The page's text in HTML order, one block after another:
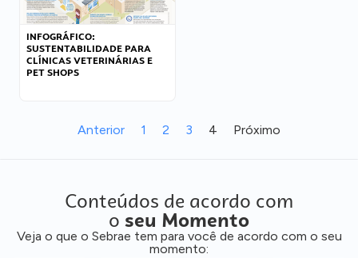
INFOGRÁFICO:
SUSTENTABILIDADE PARA
CLÍNICAS VETERINÁRIAS E
PET SHOPS
Anterior 1 2 3 4 Próximo
Conteúdos de acordo com
o seu Momento
Veja o que o Sebrae tem para você de acordo com o seu
momento: